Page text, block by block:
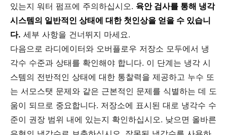
있는지 워터 펌프에 주의하십시오. 육안 검사를 통해 냉각
시스템의 일반적인 상태에 대한 첫인상을 얻을 수 있습니
다. 세부 사항을 건너뛰지 마세요.
다음으로 라디에이터와 오버플로우 저장소 모두에서 냉
각수 수준과 상태를 확인해야 합니다. 이 단계는 냉각 시
스템의 전반적인 상태에 대한 통찰력을 제공하고 누수 또
는 서모스탯 문제와 같은 근본적인 문제를 식별하는 데 도
움이 되므로 중요합니다. 저장소에 표시된 대로 냉각수 수
준이 권장 범위 내에 있는지 확인하십시오. 낮으면 올바른